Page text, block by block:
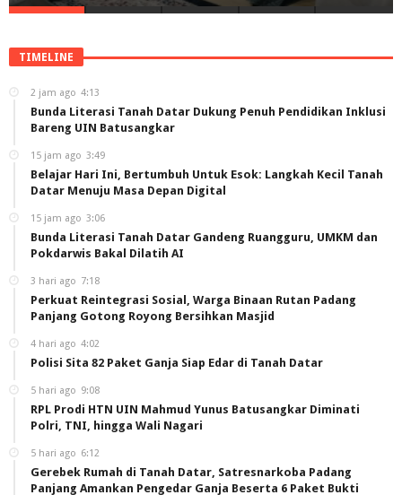
TIMELINE
2 jam ago 4:13
Bunda Literasi Tanah Datar Dukung Penuh Pendidikan Inklusi
Bareng UIN Batusangkar
15 jam ago 3:49
Belajar Hari Ini, Bertumbuh Untuk Esok: Langkah Kecil Tanah
Datar Menuju Masa Depan Digital
15 jam ago 3:06
Bunda Literasi Tanah Datar Gandeng Ruangguru, UMKM dan
Pokdarwis Bakal Dilatih AI
3 hari ago 7:18
Perkuat Reintegrasi Sosial, Warga Binaan Rutan Padang
Panjang Gotong Royong Bersihkan Masjid
4 hari ago 4:02
Polisi Sita 82 Paket Ganja Siap Edar di Tanah Datar
5 hari ago 9:08
RPL Prodi HTN UIN Mahmud Yunus Batusangkar Diminati
Polri, TNI, hingga Wali Nagari
5 hari ago 6:12
Gerebek Rumah di Tanah Datar, Satresnarkoba Padang
Panjang Amankan Pengedar Ganja Beserta 6 Paket Bukti